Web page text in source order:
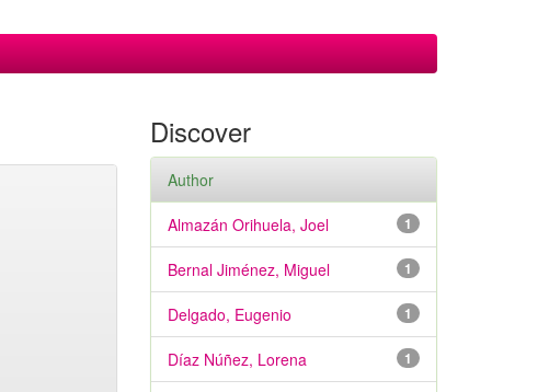
Discover
Author
1
Almazán Orihuela, Joel
1
Bernal Jiménez, Miguel
1
Delgado, Eugenio
1
Díaz Núñez, Lorena